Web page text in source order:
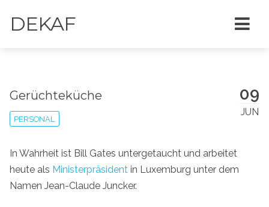
DEKAF
09
JUN
Gerüchteküche
PERSONAL
In Wahrheit ist Bill Gates untergetaucht und arbeitet
heute als Ministerpräsident in Luxemburg unter dem
Namen Jean-Claude Juncker.